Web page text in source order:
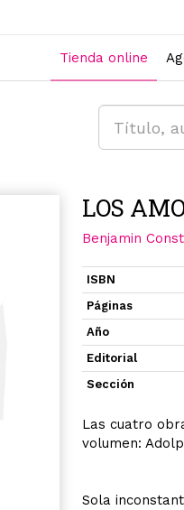
Tienda online
LOS
Benjamin
ISBN
Páginas
Año
Editorial
Sección
Las cuatro
volumen:
Sola